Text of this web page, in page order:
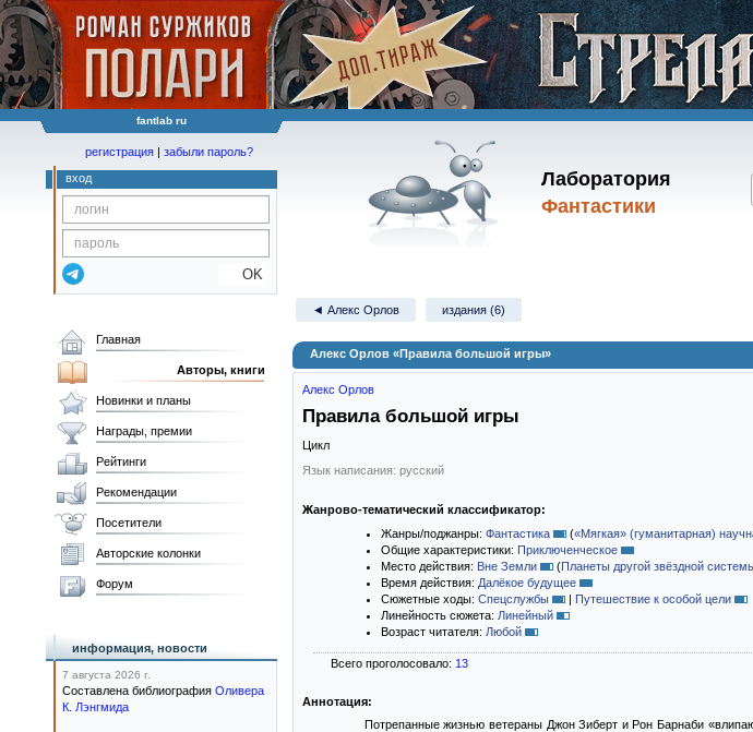
fantlab ru
Лаборатория
Фантастики
регистрация | забыли пароль?
вход
OK
◄ Алекс Орлов издания (6)
Алекс Орлов «Правила большой игры»
Алекс Орлов
Правила большой игры
Цикл
Язык написания: русский
Жанрово-тематический классификатор:
Жанры/поджанры: Фантастика («Мягкая» (гуманитарная)
Общие характеристики: Приключенческое
Место действия: Вне Земли (Планеты другой звёздной
Время действия: Далёкое будущее
Сюжетные ходы: Спецслужбы | Путешествие к особой цели
Линейность сюжета: Линейный
Возраст читателя: Любой
Всего проголосовало: 13
Аннотация:
Потрепанные жизнью ветераны Джон Зиберт и Рон Барнаби
Главная
Авторы, книги
Новинки и планы
Награды, премии
Рейтинги
Рекомендации
Посетители
Авторские колонки
Форум
информация, новости
7 августа 2026 г.
Составлена библиография Оливера
К. Лэнгмида